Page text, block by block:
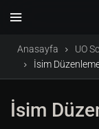
Anasayfa UO
İsim
İsim